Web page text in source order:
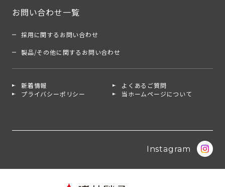
お問い合わせ一覧
採用に関するお問い合わせ
製品/その他に関するお問い合わせ
新着情報
よくあるご質問
プライバシーポリシー
当ホームページについて
Instagram